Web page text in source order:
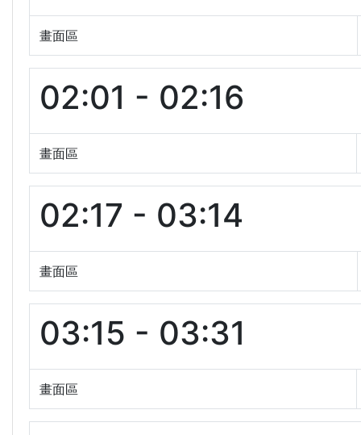
畫面區
02:01 - 02:16
畫面區
02:17 - 03:14
畫面區
03:15 - 03:31
畫面區